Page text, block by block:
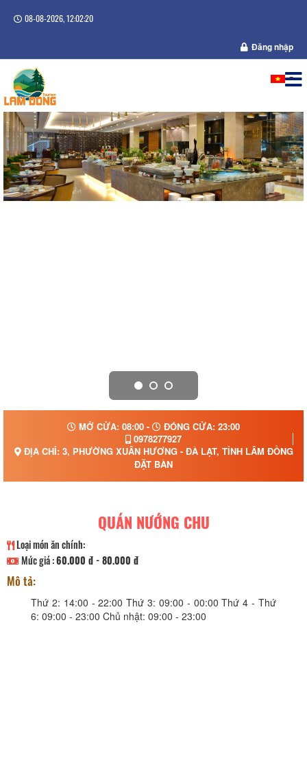
08-08-2026, 12:02:20
Đăng nhập
MỞ CỬA: 08:00 -
ĐÓNG CỬA: 23:00
0978277927
ĐỊA CHỈ: 3, PHƯỜNG XUÂN HƯƠNG - ĐÀ LẠT, TỈNH LÂM ĐỒNG
ĐẶT BÀN
QUÁN NƯỚNG CHU
Loại món ăn chính:
Mức giá :60.000 đ - 80.000 đ
Mô tả:
Thứ 2: 14:00 - 22:00 Thứ 3: 09:00 - 00:00 Thứ 4 - Thứ
6: 09:00 - 23:00 Chủ nhật: 09:00 - 23:00